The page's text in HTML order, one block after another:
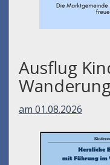
Ausflug
am 01.08.2026